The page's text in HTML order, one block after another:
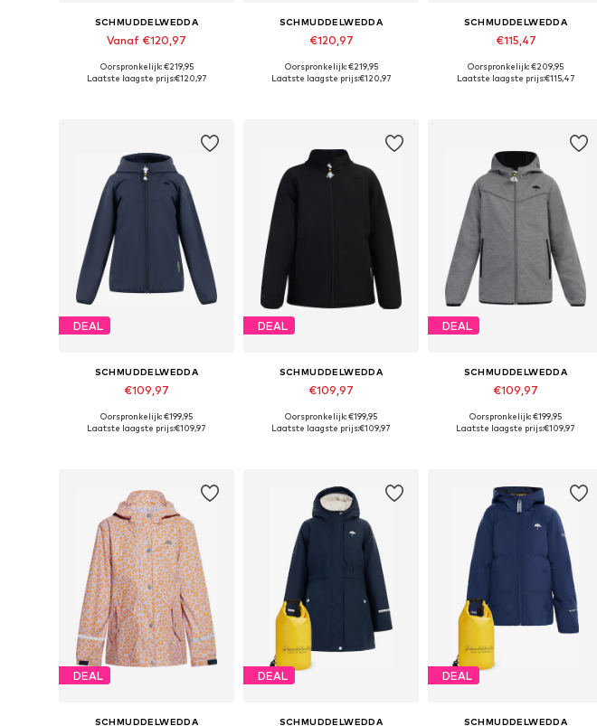
SCHMUDDELWEDDA
Vanaf €120,97
Oorspronkelijk: €219,95
Laatste laagste prijs:€120,97
SCHMUDDELWEDDA
€120,97
Oorspronkelijk: €219,95
Laatste laagste prijs:€120,97
SCHMUDDELWEDDA
€115,47
Beschikbaar in vele maten
Oorspronkelijk: €209,95
Laatste laagste prijs:€115,47
DEAL
SCHMUDDELWEDDA
€109,97
Beschikbaar in vele maten
Oorspronkelijk: €199,95
Laatste laagste prijs:€109,97
DEAL
SCHMUDDELWEDDA
€109,97
Beschikbaar in vele maten
Oorspronkelijk: €199,95
Laatste laagste prijs:€109,97
DEAL
SCHMUDDELWEDDA
€109,97
Beschikbaar in vele maten
Oorspronkelijk: €199,95
Laatste laagste prijs:€109,97
DEAL
SCHMUDDELWEDDA
DEAL
SCHMUDDELWEDDA
DEAL
SCHMUDDELWEDDA